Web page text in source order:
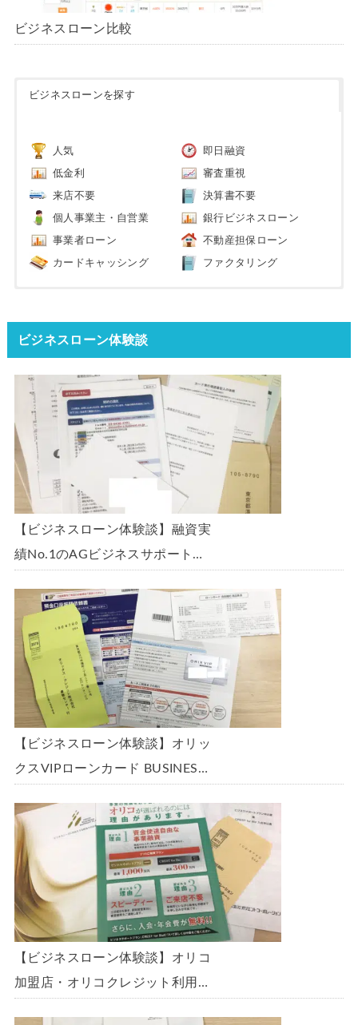
ビジネスローン比較
ビジネスローンを探す
人気 即日融資
低金利 審査重視
来店不要 決算書不要
個人事業主・自営業 銀行ビジネスローン
事業者ローン 不動産担保ローン
カードキャッシング ファクタリング
ビジネスローン体験談
【ビジネスローン体験談】融資実
績No.1のAGビジネスサポート
300万円の枠で翌日に借りられま
した。全手順を丁寧に解説しま
す。
【ビジネスローン体験談】オリッ
クスVIPローンカード BUSINESS
の金利で借りられました。全手順
を丁寧に解説します。
【ビジネスローン体験談】オリコ
加盟店・オリコクレジット利用中